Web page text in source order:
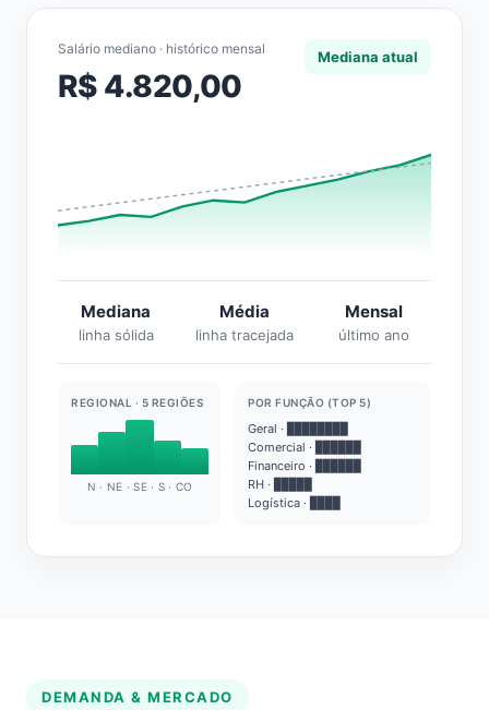
Salário mediano · histórico mensal
R$ 4.820,00
Mediana atual
Mediana
linha sólida
Média
linha tracejada
Mensal
último ano
REGIONAL · 5 REGIÕES
N · NE · SE · S · CO
POR FUNÇÃO (TOP 5)
Geral · ████████
Comercial · ██████
Financeiro · ██████
RH · █████
Logística · ████
DEMANDA & MERCADO